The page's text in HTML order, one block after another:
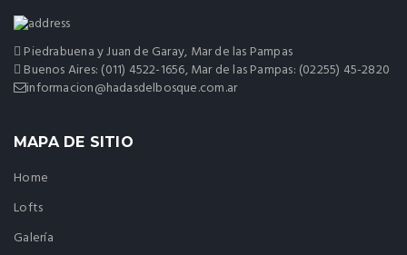
Piedrabuena y Juan de Garay, Mar de las Pampas
Buenos Aires: (011) 4522-1656, Mar de las Pampas: (02255) 45-2820
informacion@hadasdelbosque.com.ar
MAPA DE SITIO
Home
Lofts
Galería